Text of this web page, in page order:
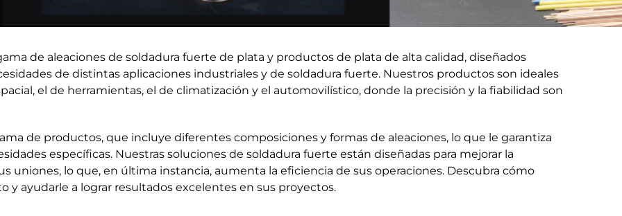
de aleaciones de soldadura fuerte de plata y productos de plata de alta calidad, diseñados
de distintas aplicaciones industriales y de soldadura fuerte. Nuestros productos son ideales
el de herramientas, el de climatización y el automovilístico, donde la precisión y la fiabilidad son
de productos, que incluye diferentes composiciones y formas de aleaciones, lo que le garantiza
específicas. Nuestras soluciones de soldadura fuerte están diseñadas para mejorar la
uniones, lo que, en última instancia, aumenta la eficiencia de sus operaciones. Descubra cómo
ayudarle a lograr resultados excelentes en sus proyectos.